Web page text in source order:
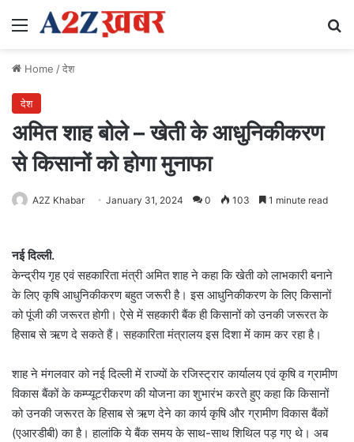
Menu
Home /देश
देश
अमित शाह बोले – खेती के आधुनिकीकरण
से किसानों को होगा मुनाफा
A2Z Khabar January 31, 2024 0 103 1 minute read
नई दिल्ली.
केन्द्रीय गृह एवं सहकारिता मंत्री अमित शाह ने कहा कि खेती को लाभकारी बनाने
के लिए कृषि आधुनिकीकरण बहुत जरूरी है। इस आधुनिकीकरण के लिए किसानों
को पूंजी की जरूरत होगी। ऐसे में सहकारी बैंक ही किसानों को उनकी जरूरत के
हिसाब से ऋण दे सकते हैं। सहकारिता मंत्रालय इस दिशा में काम कर रहा है।
शाह ने मंगलवार को नई दिल्ली में राज्यों के रजिस्ट्रार कार्यालय एवं कृषि व ग्रामीण
विकास बैंकों के कम्प्यूटरीकरण की योजना का शुभारंभ करते हुए कहा कि किसानों
को उनकी जरूरत के हिसाब से ऋण देने का कार्य कृषि और ग्रामीण विकास बैंकों
(एआरडीबी) का है। हालांकि ये बैंक समय के साथ-साथ शिथिल पड़ गए थे। अब